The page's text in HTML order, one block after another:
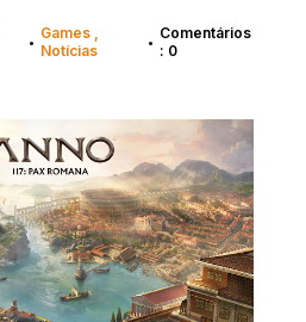
• Games
Notícias
• Comentários
: 0